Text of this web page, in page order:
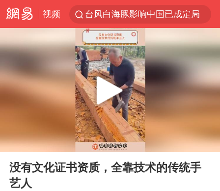
视频
台风白海豚影响中国已成定局
外交部发言人就广岛核爆81周年等答记者问
昆明石林火把节
台风白海豚即将进入48小时警戒线
我国编制完成新版全月地质图
郑国霖回应去景区上班被保安拦下
80后女柜员逆袭成4200亿银行副行长
Play
00:00 00:37
没有文化证书资质，全靠技术的传统手
艺人